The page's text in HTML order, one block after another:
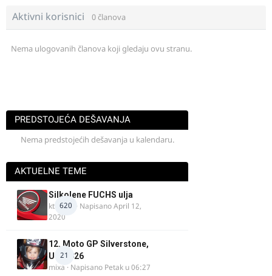
Aktivni korisnici 0 članova
Nema ulogovanih članova koji gledaju ovu stranu.
PREDSTOJEĆA DEŠAVANJA
Nema predstojećih dešavanja u kalendaru.
AKTUELNE TEME
620
Silkolene FUCHS ulja
ktm600 · NapisanoApril 12,
2020
21
12. Moto GP Silverstone,
UK, 2026
mixa · Napisano Petak u 06:27